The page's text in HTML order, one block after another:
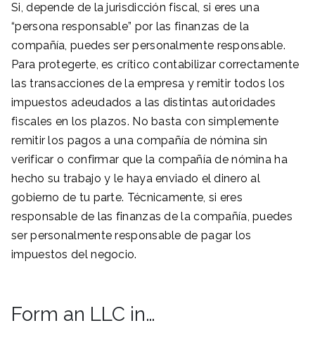
Si, depende de la jurisdicción fiscal, si eres una
“persona responsable” por las finanzas de la
compañía, puedes ser personalmente responsable.
Para protegerte, es crítico contabilizar correctamente
las transacciones de la empresa y remitir todos los
impuestos adeudados a las distintas autoridades
fiscales en los plazos. No basta con simplemente
remitir los pagos a una compañía de nómina sin
verificar o confirmar que la compañía de nómina ha
hecho su trabajo y le haya enviado el dinero al
gobierno de tu parte. Técnicamente, si eres
responsable de las finanzas de la compañía, puedes
ser personalmente responsable de pagar los
impuestos del negocio.
Form an LLC in…